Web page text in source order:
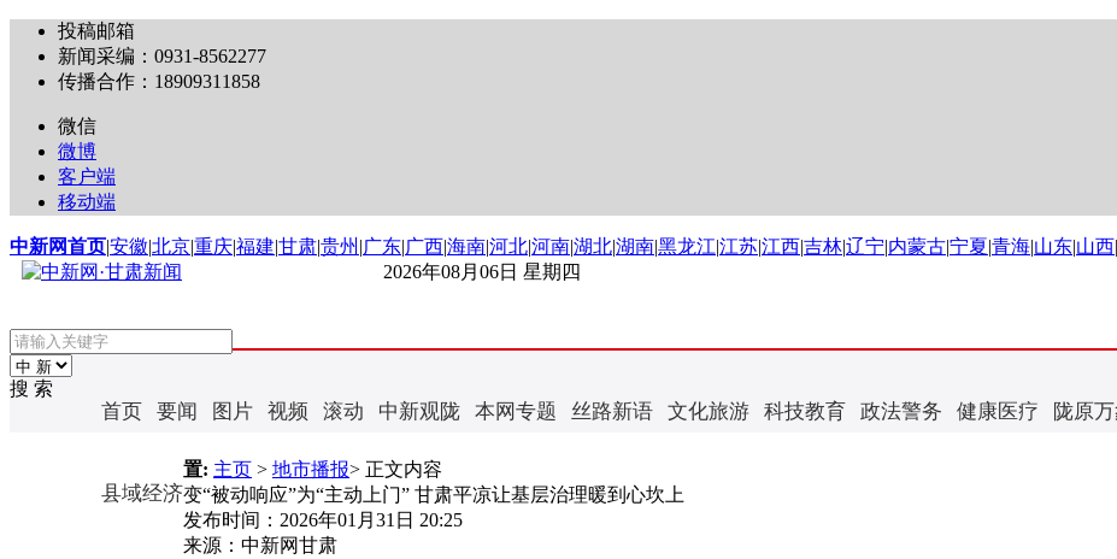
投稿邮箱
新闻采编：0931-8562277
传播合作：18909311858
微信
微博
客户端
移动端
中新网首页|安徽|北京|重庆|福建|甘肃|贵州 |广东|广西|海南|河北|河南|湖北|湖南|黑龙江|江苏|江西|吉林|辽宁|内蒙古|宁夏|青海|山东|山西|
2026年08月06日 星期四
搜 索
首页 要闻 图片 视频 滚动 中新观陇 本网专题 丝路新语 文化旅游 科技教育 政法警务 健康医疗 陇原
县域经济
置: 主页 > 地市播报> 正文内容
变“被动响应”为“主动上门” 甘肃平凉让基层治理暖到心坎上
发布时间： 2026年01月31日 20:25
来源： 中新网甘肃